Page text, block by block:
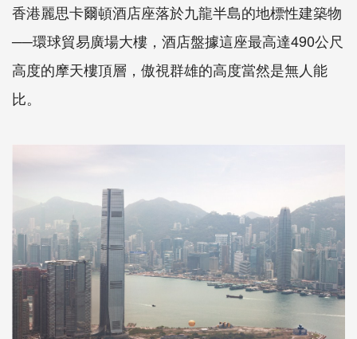
香港麗思卡爾頓酒店座落於九龍半島的地標性建築物
──環球貿易廣場大樓，酒店盤據這座最高達490公尺
高度的摩天樓頂層，傲視群雄的高度當然是無人能
比。